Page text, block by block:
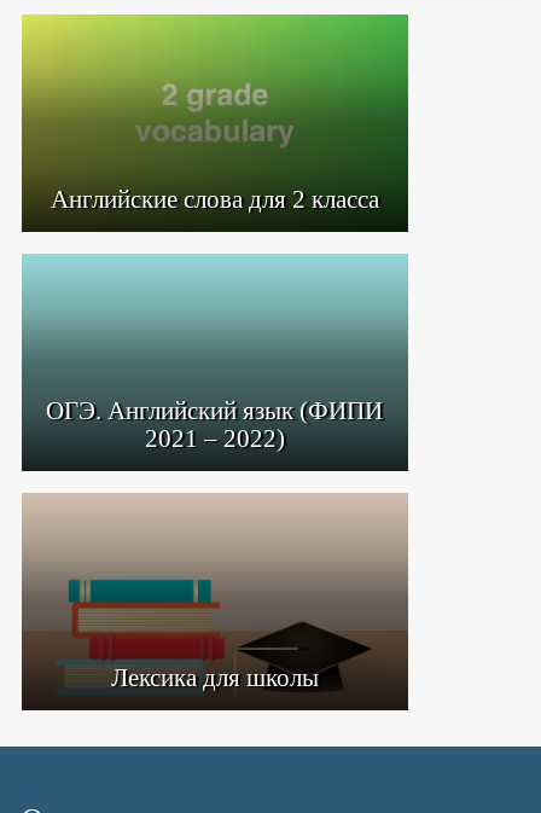
Английские слова для 2 класса
ОГЭ. Английский язык (ФИПИ
2021 – 2022)
Лексика для школы